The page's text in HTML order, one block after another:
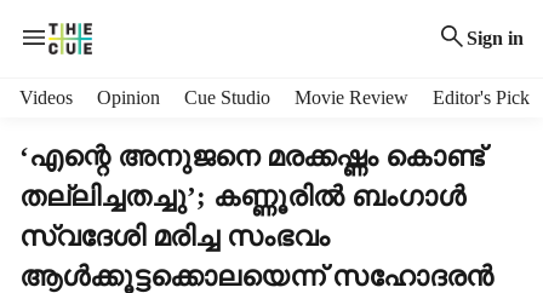
Sign in
Videos Opinion Cue Studio Movie Review Editor's Pick
‘എന്റെ അനുജനെ മരക്കഷ്ണം കൊണ്ട്
തല്ലിച്ചതച്ചു’; കണ്ണൂരില്‍ ബംഗാള്‍
സ്വദേശി മരിച്ച സംഭവം
ആള്‍ക്കൂട്ടക്കൊലയെന്ന് സഹോദരന്‍